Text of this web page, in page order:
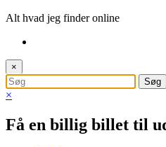
Alt hvad jeg finder online
×
×
Få en billig billet til